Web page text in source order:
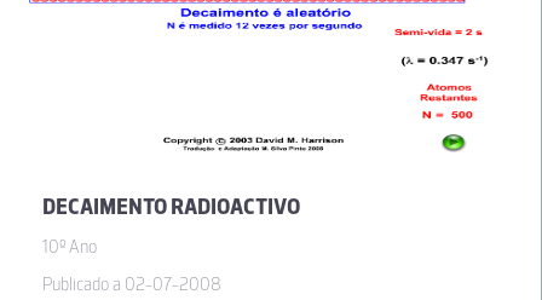
DECAIMENTO RADIOACTIVO
10º Ano
Publicado a 02-07-2008